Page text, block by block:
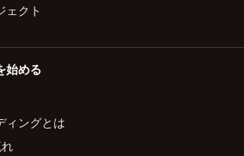
ェクト
始める
ィングとは